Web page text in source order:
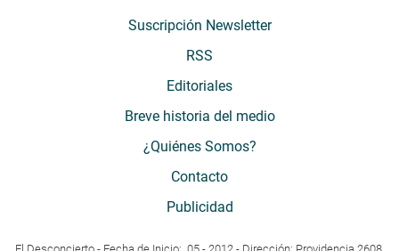
Suscripción Newsletter
RSS
Editoriales
Breve historia del medio
¿Quiénes Somos?
Contacto
Publicidad